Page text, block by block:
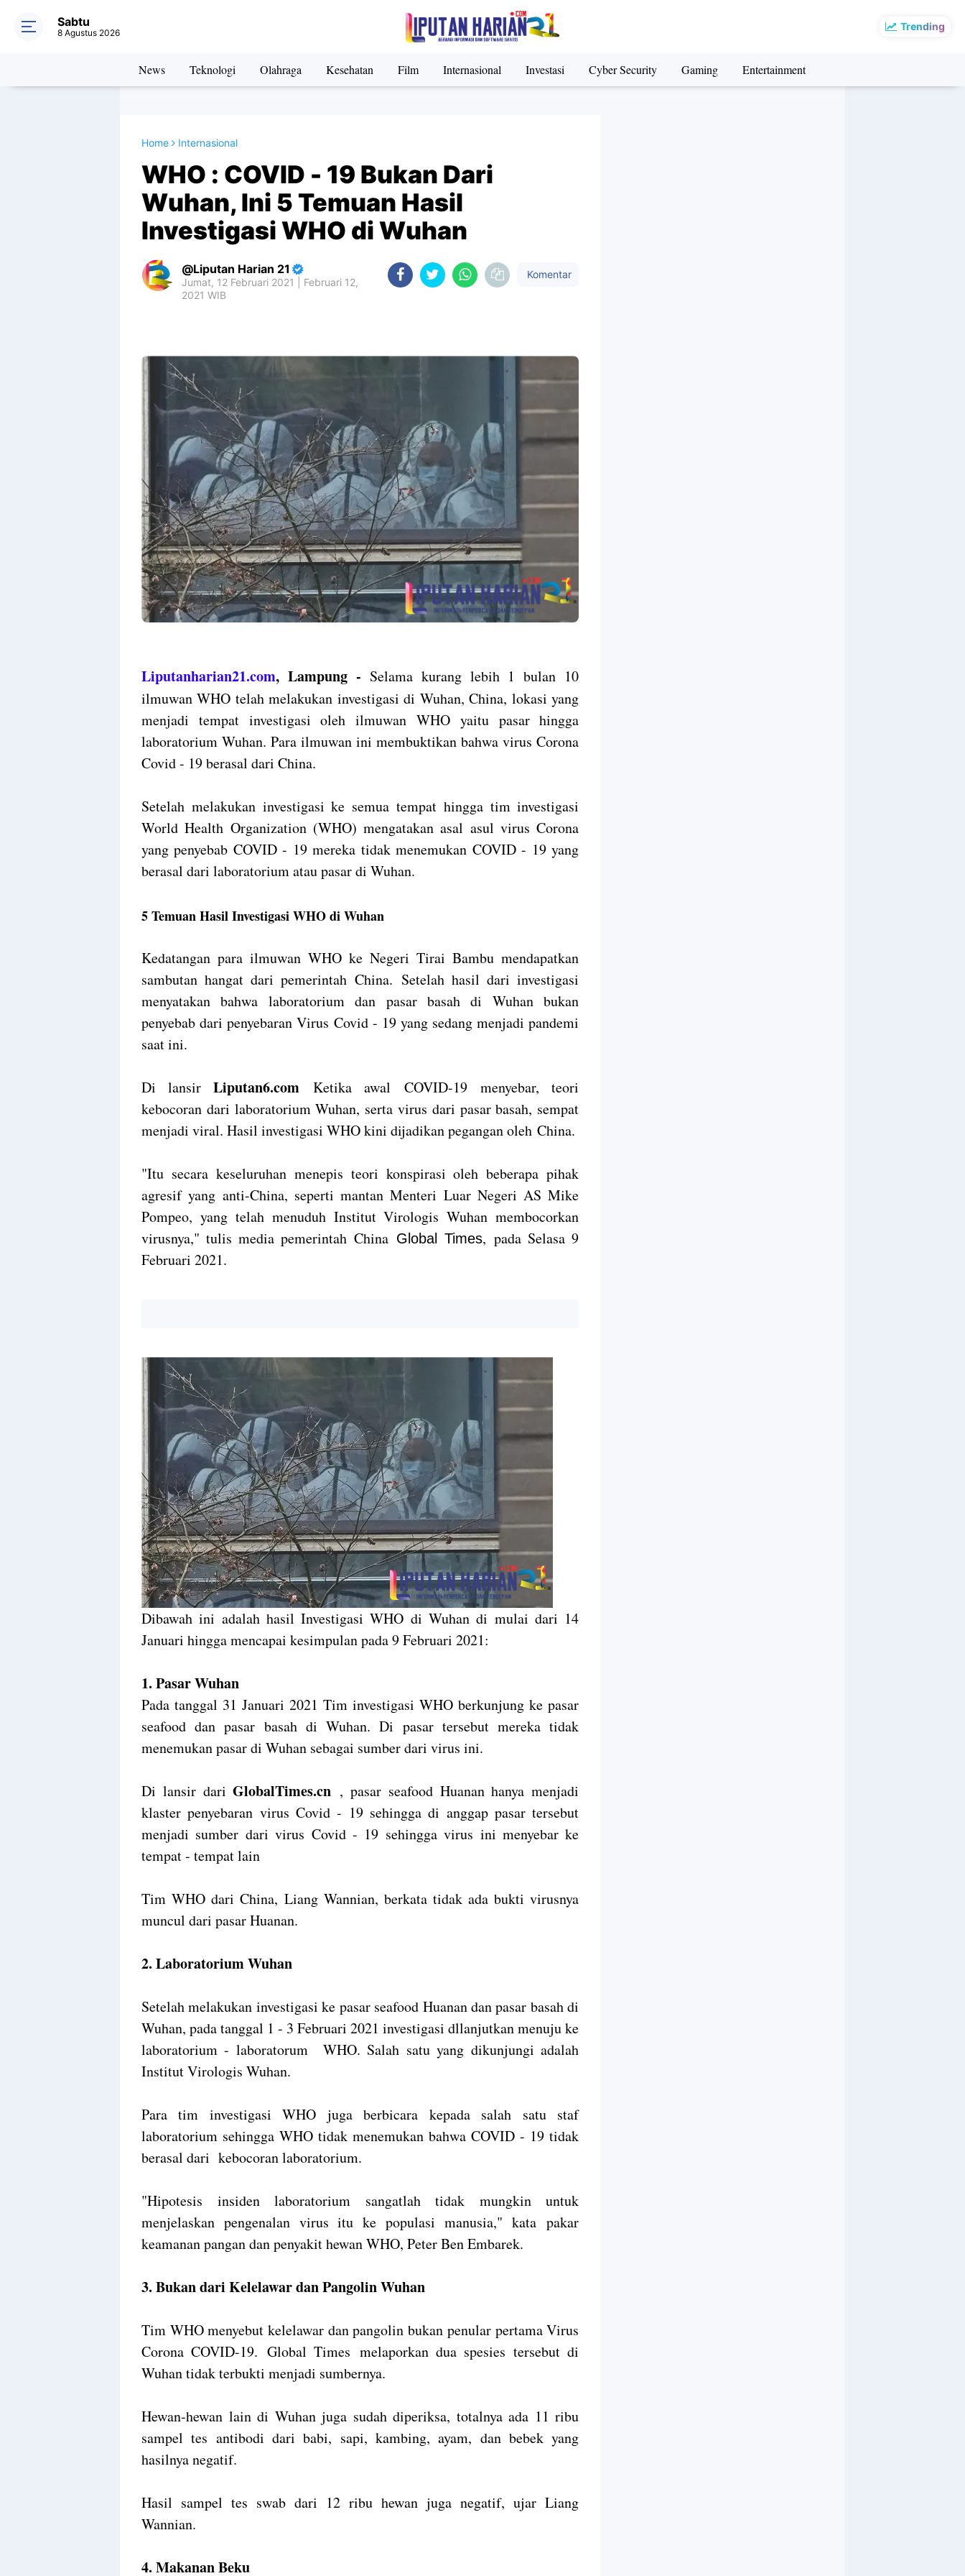
Trending
Sabtu
8 Agustus 2026
News Teknologi Olahraga Kesehatan Film Internasional Investasi Cyber Security Gaming Entertainment
Home Internasional
WHO : COVID - 19 Bukan Dari
Wuhan, Ini 5 Temuan Hasil
Investigasi WHO di Wuhan
Liputan Harian 21
Jumat, 12 Februari 2021 | Februari 12,
2021 WIB
Komentar
Liputanharian21.com, Lampung - Selama kurang lebih 1 bulan 10
ilmuwan WHO telah melakukan investigasi di Wuhan, China, lokasi yang
menjadi tempat investigasi oleh ilmuwan WHO yaitu pasar hingga
laboratorium Wuhan. Para ilmuwan ini membuktikan bahwa virus Corona
Covid - 19 berasal dari China.
Setelah melakukan investigasi ke semua tempat hingga tim investigasi
World Health Organization (WHO) mengatakan asal asul virus Corona
yang penyebab COVID - 19 mereka tidak menemukan COVID - 19 yang
berasal dari laboratorium atau pasar di Wuhan.
5 Temuan Hasil Investigasi WHO di Wuhan
Kedatangan para ilmuwan WHO ke Negeri Tirai Bambu mendapatkan
sambutan hangat dari pemerintah China. Setelah hasil dari investigasi
menyatakan bahwa laboratorium dan pasar basah di Wuhan bukan
penyebab dari penyebaran Virus Covid - 19 yang sedang menjadi pandemi
saat ini.
Di lansir Liputan6.com Ketika awal COVID-19
menyebar, teori
kebocoran dari laboratorium Wuhan, serta virus dari pasar basah, sempat
menjadi viral. Hasil investigasi WHO kini dijadikan pegangan oleh China.
"Itu secara keseluruhan menepis teori konspirasi oleh beberapa pihak
agresif yang anti-China, seperti mantan Menteri Luar Negeri AS Mike
Pompeo, yang telah menuduh Institut Virologis Wuhan membocorkan
virusnya," tulis media pemerintah China Global Times, pada Selasa 9
Februari 2021.
Dibawah ini adalah hasil Investigasi WHO di Wuhan di mulai dari 14
Januari hingga mencapai kesimpulan pada 9 Februari 2021:
1. Pasar Wuhan
Pada tanggal 31 Januari 2021 Tim investigasi WHO berkunjung ke pasar
seafood dan pasar basah di Wuhan. Di pasar tersebut mereka tidak
menemukan pasar di Wuhan sebagai sumber dari virus ini.
Di lansir dariGlobalTimes.cn , pasar seafood Huanan hanya menjadi
klaster penyebaran virus Covid - 19 sehingga di anggap pasar tersebut
menjadi sumber dari virus Covid - 19 sehingga virus ini menyebar ke
tempat - tempat lain
Tim WHO dari China, Liang Wannian, berkata tidak ada bukti virusnya
muncul dari pasar Huanan.
2. Laboratorium Wuhan
Setelah melakukan investigasi ke pasar seafood Huanan dan pasar basah di
Wuhan, pada tanggal 1 - 3 Februari 2021 investigasi dllanjutkan menuju ke
laboratorium - laboratorum WHO. Salah satu yang dikunjungi adalah
Institut Virologis Wuhan.
Para tim investigasi WHO juga berbicara kepada salah satu staf
laboratorium sehingga WHO tidak menemukan bahwa COVID - 19 tidak
berasal dari kebocoran laboratorium.
"Hipotesis insiden laboratorium sangatlah tidak mungkin untuk
menjelaskan pengenalan virus itu ke populasi manusia," kata pakar
keamanan pangan dan penyakit hewan WHO, Peter Ben Embarek.
3. Bukan dari Kelelawar dan Pangolin Wuhan
Tim WHO menyebut kelelawar dan pangolin bukan penular pertama Virus
Corona COVID-19. Global Times melaporkan dua spesies tersebut di
Wuhan tidak terbukti menjadi sumbernya.
Hewan-hewan lain di Wuhan juga sudah diperiksa, totalnya ada 11 ribu
sampel tes antibodi dari babi, sapi, kambing, ayam, dan bebek yang
hasilnya negatif.
Hasil sampel tes swab dari 12 ribu hewan juga negatif, ujar Liang
Wannian.
4. Makanan Beku